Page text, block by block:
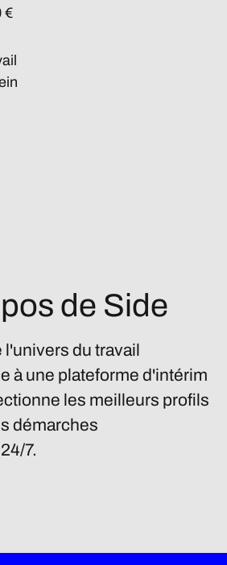
€
de Side
du travail
à une plateforme d'intérim
les meilleurs profils
démarches
7.